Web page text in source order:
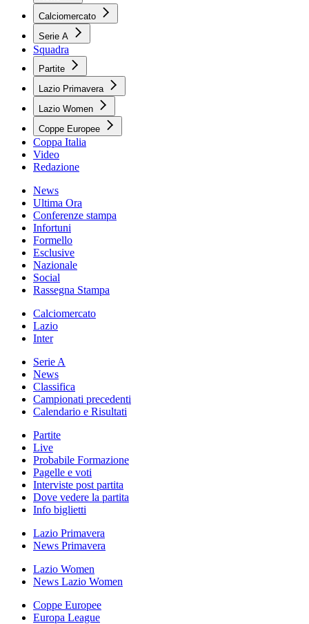
Calciomercato
Serie A
Squadra
Partite
Lazio Primavera
Lazio Women
Coppe Europee
Coppa Italia
Video
Redazione
News
Ultima Ora
Conferenze stampa
Infortuni
Formello
Esclusive
Nazionale
Social
Rassegna Stampa
Calciomercato
Lazio
Inter
Serie A
News
Classifica
Campionati precedenti
Calendario e Risultati
Partite
Live
Probabile Formazione
Pagelle e voti
Interviste post partita
Dove vedere la partita
Info biglietti
Lazio Primavera
News Primavera
Lazio Women
News Lazio Women
Coppe Europee
Europa League